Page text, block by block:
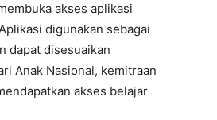
akses aplikasi
digunakan sebagai
dapat disesuaikan
Anak Nasional, kemitraan
akses belajar